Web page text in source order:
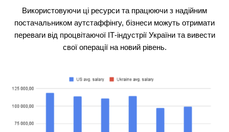
Використовуючи ці ресурси та працюючи з надійним
постачальником аутстаффінгу, бізнеси можуть отримати
переваги від процвітаючої ІТ-індустрії України та вивести
свої операції на новий рівень.